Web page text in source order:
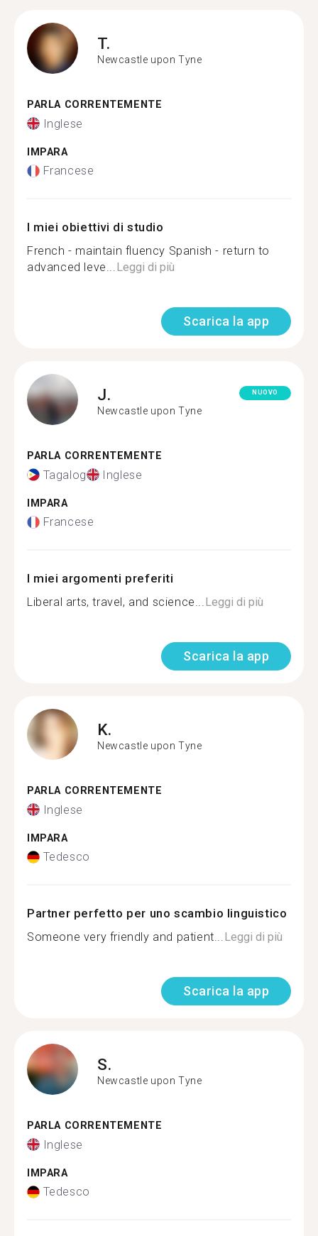
T.
Newcastle upon Tyne
PARLA CORRENTEMENTE
Inglese
IMPARA
Francese
I miei obiettivi di studio
French - maintain fluency Spanish - return to
advanced leve...Leggi di più
Scarica la app
J.
Newcastle upon Tyne
NUOVO
PARLA CORRENTEMENTE
Tagalog Inglese
IMPARA
Francese
I miei argomenti preferiti
Liberal arts, travel, and science...Leggi di più
Scarica la app
K.
Newcastle upon Tyne
PARLA CORRENTEMENTE
Inglese
IMPARA
Tedesco
Partner perfetto per uno scambio linguistico
Someone very friendly and patient...Leggi di più
Scarica la app
S.
Newcastle upon Tyne
PARLA CORRENTEMENTE
Inglese
IMPARA
Tedesco